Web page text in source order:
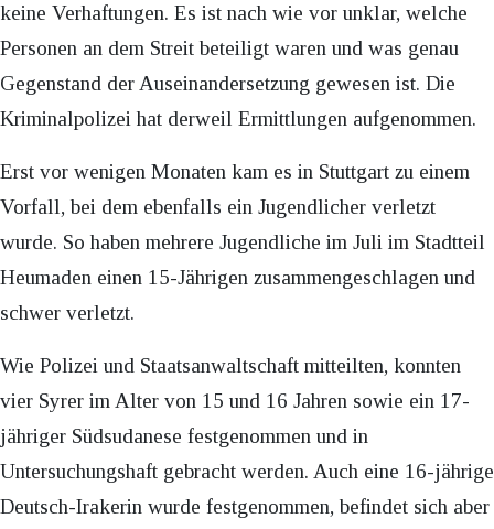
keine Verhaftungen. Es ist nach wie vor unklar, welche
Personen an dem Streit beteiligt waren und was genau
Gegenstand der Auseinandersetzung gewesen ist. Die
Kriminalpolizei hat derweil Ermittlungen aufgenommen.
Erst vor wenigen Monaten kam es in Stuttgart zu einem
Vorfall, bei dem ebenfalls ein Jugendlicher verletzt
wurde. So haben mehrere Jugendliche im Juli im Stadtteil
Heumaden einen 15-Jährigen zusammengeschlagen und
schwer verletzt.
Wie Polizei und Staatsanwaltschaft mitteilten, konnten
vier Syrer im Alter von 15 und 16 Jahren sowie ein 17-
jähriger Südsudanese festgenommen und in
Untersuchungshaft gebracht werden. Auch eine 16-jährige
Deutsch-Irakerin wurde festgenommen, befindet sich aber